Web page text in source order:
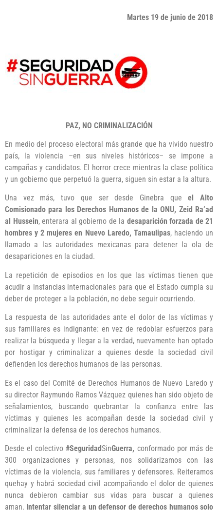
Martes 19 de junio de 2018
PAZ, NO CRIMINALIZACIÓN
En medio del proceso electoral más grande que ha vivido nuestro
país, la violencia –en sus niveles históricos– se impone a
campañas y candidatos. El horror crece mientras la clase política
y un gobierno que perpetuó la guerra, siguen sin estar a la altura.
Una vez más, tuvo que ser desde Ginebra queel Alto
Comisionado para los Derechos Humanos de la ONU, Zeid Ra’ad
al Hussein, enterara al gobierno de la desaparición forzada de 21
hombres y 2 mujeres en Nuevo Laredo, Tamaulipas, haciendo un
llamado a las autoridades mexicanas para detener la ola de
desapariciones en la ciudad.
La repetición de episodios en los que las víctimas tienen que
acudir a instancias internacionales para que el Estado cumpla su
deber de proteger a la población, no debe seguir ocurriendo.
La respuesta de las autoridades ante el dolor de las víctimas y
sus familiares es indignante: en vez de redoblar esfuerzos para
realizar la búsqueda y llegar a la verdad, nuevamente han optado
por hostigar y criminalizar a quienes desde la sociedad civil
defienden los derechos humanos de las personas.
Es el caso del Comité de Derechos Humanos de Nuevo Laredo y
su director Raymundo Ramos Vázquez quienes han sido objeto de
señalamientos, buscando quebrantar la confianza entre las
víctimas y quienes les acompañan desde la sociedad civil y
criminalizar la defensa de los derechos humanos.
Desde el colectivo#SeguridadSinGuerra, conformado por más de
300 organizaciones y personas, nos solidarizamos con las
víctimas de la violencia, sus familiares y defensores. Reiteramos
quehay y habrá sociedad civil acompañando el dolor de quienes
nunca debieron cambiar sus vidas para buscar a quienes
aman. Intentar silenciar a un defensor de derechos humanos solo